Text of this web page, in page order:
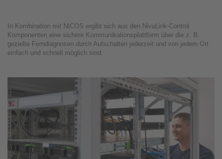
In Kombination mit NICOS ergibt sich aus den NivuLink-Control
Komponenten eine sichere Kommunikationsplattform über die z. B.
gezielte Ferndiagnosen durch Aufschalten jederzeit und von jedem Ort
einfach und schnell möglich sind.